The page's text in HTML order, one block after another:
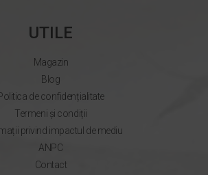
UTILE
Magazin
Blog
de confidențialitate
Termeni și condiții
privind impactul de mediu
ANPC
Contact